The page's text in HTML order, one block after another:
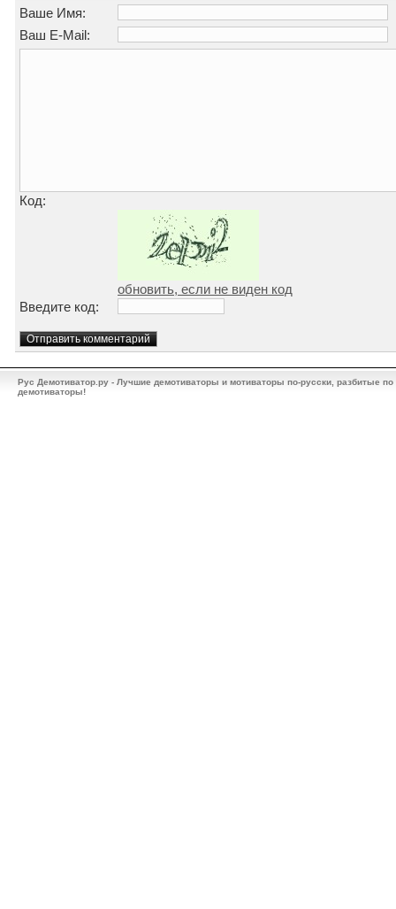
Ваше Имя:
Ваш E-Mail:
Код:
обновить, если не виден код
Введите код:
Рус Демотиватор.ру - Лучшие демотиваторы и мотиваторы по-русски, разбитые
демотиваторы!